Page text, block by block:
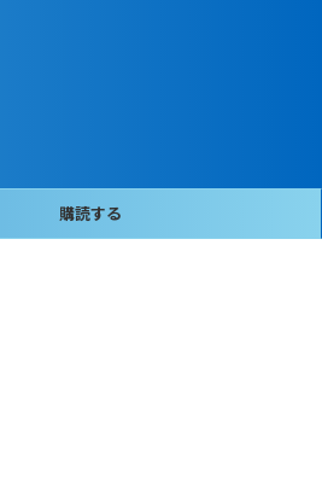
購読する